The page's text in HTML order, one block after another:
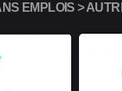
EMPLOIS >